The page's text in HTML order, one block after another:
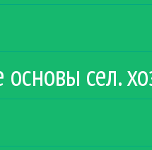
сел.